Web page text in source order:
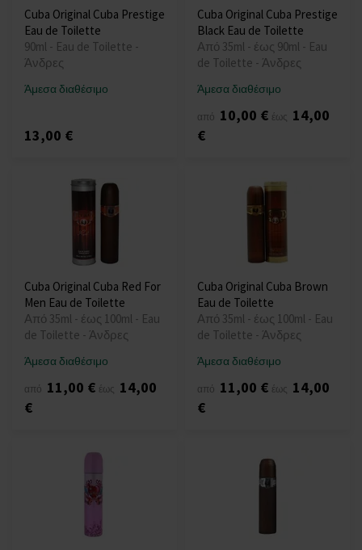
Cuba Original Cuba Prestige
Eau de Toilette
90ml - Eau de Toilette -
Άνδρες
Άμεσα διαθέσιμο
13,00 €
Cuba Original Cuba Prestige
Black Eau de Toilette
Από 35ml - έως 90ml - Eau
de Toilette - Άνδρες
Άμεσα διαθέσιμο
από 10,00 € έως 14,00
€
Cuba Original Cuba Red For
Men Eau de Toilette
Από 35ml - έως 100ml - Eau
de Toilette - Άνδρες
Άμεσα διαθέσιμο
από 11,00 € έως 14,00
€
Cuba Original Cuba Brown
Eau de Toilette
Από 35ml - έως 100ml - Eau
de Toilette - Άνδρες
Άμεσα διαθέσιμο
από 11,00 € έως 14,00
€